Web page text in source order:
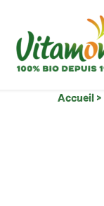
Accueil >